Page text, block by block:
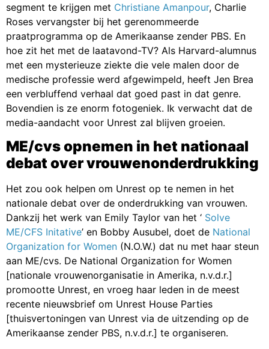
segment te krijgen met Christiane Amanpour, Charlie
Roses vervangster bij het gerenommeerde
praatprogramma op de Amerikaanse zender PBS. En
hoe zit het met de laatavond-TV? Als Harvard-alumnus
met een mysterieuze ziekte die vele malen door de
medische professie werd afgewimpeld, heeft Jen Brea
een verbluffend verhaal dat goed past in dat genre.
Bovendien is ze enorm fotogeniek. Ik verwacht dat de
media-aandacht voor Unrest zal blijven groeien.
ME/cvs opnemen in het nationaal
debat over vrouwenonderdrukking
Het zou ook helpen om Unrest op te nemen in het
nationale debat over de onderdrukking van vrouwen.
Dankzij het werk van Emily Taylor van het ‘ Solve
ME/CFS Initative’ en Bobby Ausubel, doet de National
Organization for Women (N.O.W.) dat nu met haar steun
aan ME/cvs. De National Organization for Women
[nationale vrouwenorganisatie in Amerika, n.v.d.r.]
promootte Unrest, en vroeg haar leden in de meest
recente nieuwsbrief om Unrest House Parties
[thuisvertoningen van Unrest via de uitzending op de
Amerikaanse zender PBS, n.v.d.r.] te organiseren.